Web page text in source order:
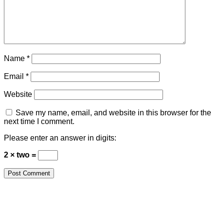
Name *
Email *
Website
Save my name, email, and website in this browser for the
next time I comment.
Please enter an answer in digits:
2 × two =